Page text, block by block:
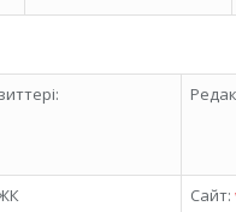
Сайт: